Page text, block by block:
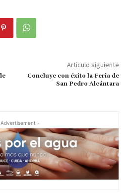
Artículo siguiente
Concluye con éxito la Feria de
San Pedro Alcántara
-